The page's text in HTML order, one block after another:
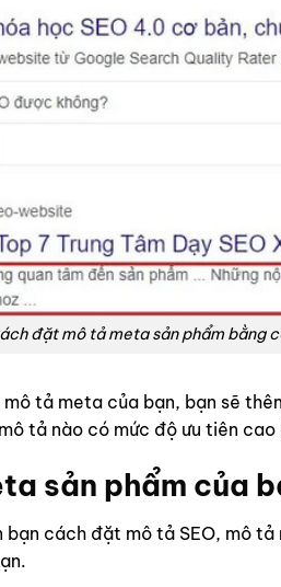
đặt mô tả meta sản phẩm bằng
tả meta của bạn, bạn sẽ
tả nào có mức độ ưu tiên cao
sản phẩm của
cách đặt mô tả SEO, mô